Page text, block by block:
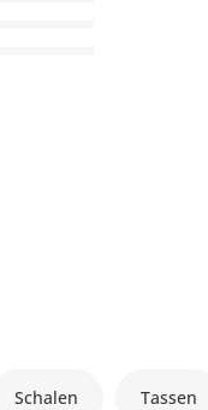
Schalen Tassen